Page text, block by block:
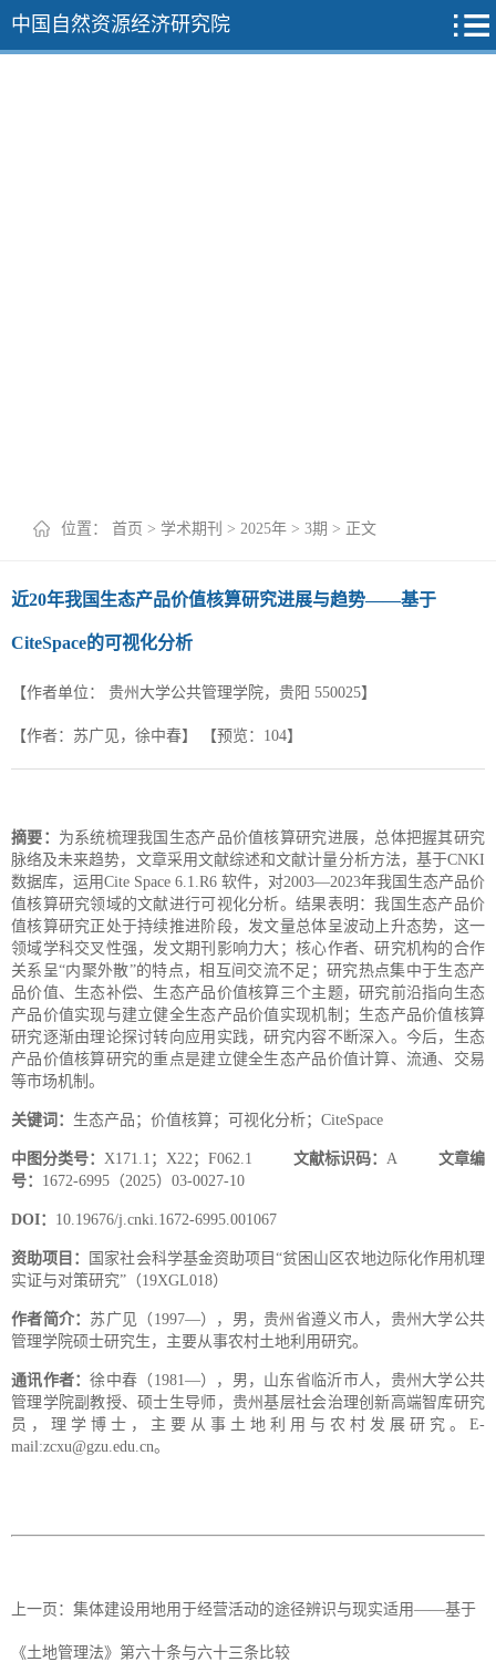
中国自然资源经济研究院
位置： 首页 > 学术期刊 > 2025年 > 3期 > 正文
近20年我国生态产品价值核算研究进展与趋势——基于
CiteSpace的可视化分析
【作者单位： 贵州大学公共管理学院，贵阳 550025】
【作者：苏广见，徐中春】 【预览： 104】
摘要： 为系统梳理我国生态产品价值核算研究进展，总体把握其研究
脉络及未来趋势，文章采用文献综述和文献计量分析方法，基于CNKI
数据库，运用Cite Space 6.1.R6 软件，对2003—2023年我国生态产品价
值核算研究领域的文献进行可视化分析。结果表明：我国生态产品价
值核算研究正处于持续推进阶段，发文量总体呈波动上升态势，这一
领域学科交叉性强，发文期刊影响力大；核心作者、研究机构的合作
关系呈“内聚外散”的特点，相互间交流不足；研究热点集中于生态产
品价值、生态补偿、生态产品价值核算三个主题，研究前沿指向生态
产品价值实现与建立健全生态产品价值实现机制；生态产品价值核算
研究逐渐由理论探讨转向应用实践，研究内容不断深入。今后，生态
产品价值核算研究的重点是建立健全生态产品价值计算、流通、交易
等市场机制。
关键词： 生态产品；价值核算；可视化分析；CiteSpace
中图分类号：X171.1；X22；F062.1 文献标识码：A
文章编
号： 1672-6995（2025）03-0027-10
DOI： 10.19676/j.cnki.1672-6995.001067
资助项目：
国家社会科学基金资助项目“贫困山区农地边际化作用机理
实证与对策研究”（19XGL018）
作者简介： 苏广见（1997—），男，贵州省遵义市人，贵州大学公共
管理学院硕士研究生，主要从事农村土地利用研究。
通讯作者：徐中春（1981—），男，山东省临沂市人，贵州大学公共
管理学院副教授、硕士生导师，贵州基层社会治理创新高端智库研究
员，理学博士，主要从事土地利用与农村发展研究。E-
mail:zcxu@gzu.edu.cn。
上一页： 集体建设用地用于经营活动的途径辨识与现实适用——基于
《土地管理法》第六十条与六十三条比较